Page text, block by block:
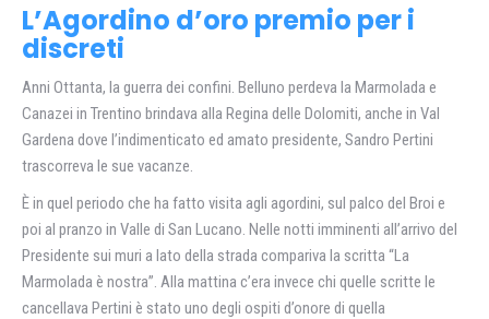
L’Agordino d’oro premio per i
discreti
Anni Ottanta, la guerra dei confini. Belluno perdeva la Marmolada e
Canazei in Trentino brindava alla Regina delle Dolomiti, anche in Val
Gardena dove l’indimenticato ed amato presidente, Sandro Pertini
trascorreva le sue vacanze.
È in quel periodo che ha fatto visita agli agordini, sul palco del Broi e
poi al pranzo in Valle di San Lucano. Nelle notti imminenti all’arrivo del
Presidente sui muri a lato della strada compariva la scritta “La
Marmolada è nostra”. Alla mattina c’era invece chi quelle scritte le
cancellava Pertini è stato uno degli ospiti d’onore di quella